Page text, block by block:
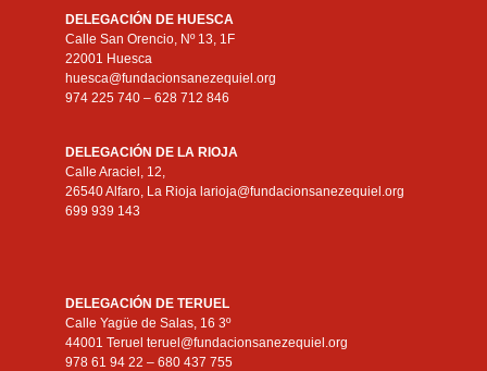
DELEGACIÓN DE HUESCA
Calle San Orencio, Nº 13, 1F
22001 Huesca
huesca@fundacionsanezequiel.org
974 225 740 – 628 712 846
DELEGACIÓN DE LA RIOJA
Calle Araciel, 12,
26540 Alfaro, La Rioja larioja@fundacionsanezequiel.org
699 939 143
DELEGACIÓN DE TERUEL
Calle Yagüe de Salas, 16 3º
44001 Teruel teruel@fundacionsanezequiel.org
978 61 94 22 – 680 437 755